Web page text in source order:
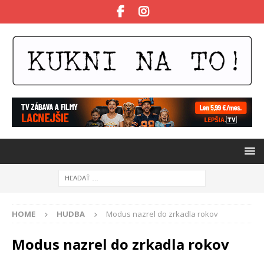
HOME HUDBA Modus nazrel do zrkadla rokov
Modus nazrel do zrkadla rokov